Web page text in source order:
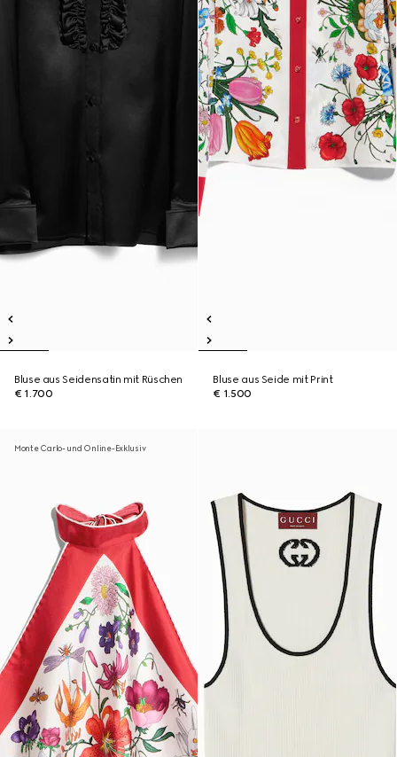
Bluse aus Seidensatin mit Rüschen
€ 1.700
Bluse aus Seide mit Print
€ 1.500
Monte Carlo- und Online-Exklusiv